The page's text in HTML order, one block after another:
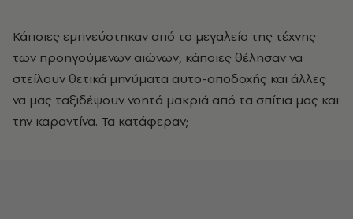
Κάποιες εμπνεύστηκαν από το μεγαλείο της τέχνης
των προηγούμενων αιώνων, κάποιες θέλησαν να
στείλουν θετικά μηνύματα αυτο-αποδοχής και άλλες
να μας ταξιδέψουν νοητά μακριά από τα σπίτια μας και
την καραντίνα. Τα κατάφεραν;